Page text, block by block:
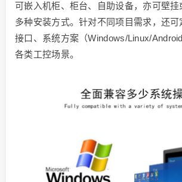
可嵌入机柜、柜台、自助设备，亦可壁
多种安装方式。针对不同项目需求，还可
接口、系统方案（Windows/Linux/
各类工控场景。